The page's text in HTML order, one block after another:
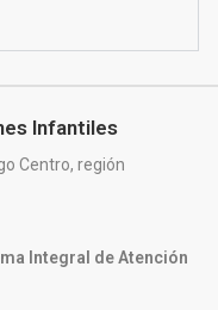
Infantiles
Centro, región
Integral de Atención